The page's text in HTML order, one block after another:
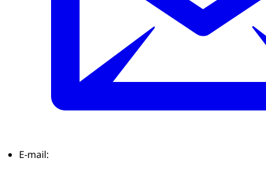
E-mail: